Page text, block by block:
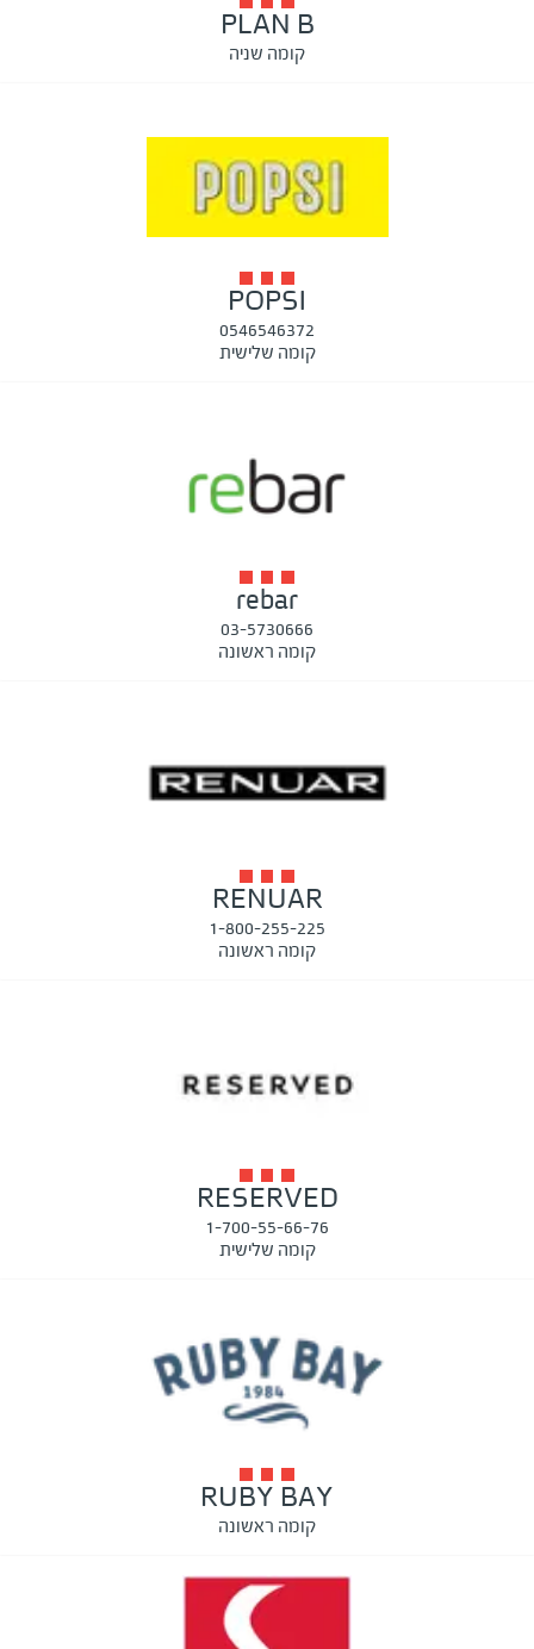
PLAN B
קומה שניה
POPSI
0546546372
קומה שלישית
rebar
03-5730666
קומה ראשונה
RENUAR
1-800-255-225
קומה ראשונה
RESERVED
1-700-55-66-76
קומה שלישית
RUBY BAY
קומה ראשונה